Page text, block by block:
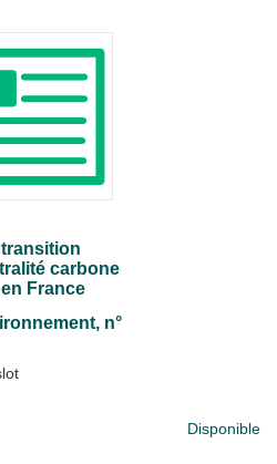
carbone
France
, n°
Disponible